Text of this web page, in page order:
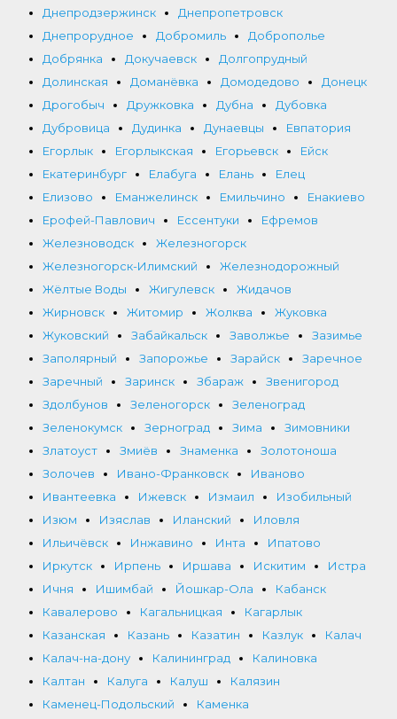
Днепродзержинск
Днепропетровск
Днепрорудное
Добромиль
Доброполье
Добрянка
Докучаевск
Долгопрудный
Долинская
Доманёвка Домодедово
Донецк
Дрогобыч
Дружковка Дубна
Дубовка
Дубровица
Дудинка Дунаевцы
Евпатория
Егорлык
Егорлыкская Егорьевск
Ейск
Екатеринбург
Елабуга Елань
Елец
Елизово
Еманжелинск Емильчино
Енакиево
Ерофей-Павлович
Ессентуки
Ефремов
Железноводск
Железногорск
Железногорск-Илимский
Железнодорожный
Жёлтые Воды
Жигулевск
Жидачов
Жирновск
Житомир Жолква
Жуковка
Жуковский
Забайкальск Заволжье
Зазимье
Заполярный
Запорожье Зарайск
Заречное
Заречный
Заринск Збараж
Звенигород
Здолбунов
Зеленогорск
Зеленоград
Зеленокумск
Зерноград Зима
Зимовники
Златоуст
Змиёв Знаменка
Золотоноша
Золочев
Ивано-Франковск
Иваново
Ивантеевка
Ижевск Измаил
Изобильный
Изюм
Изяслав Иланский
Иловля
Ильичёвск
Инжавино Инта
Ипатово
Иркутск
Ирпень Иршава Искитим
Истра
Ичня
Ишимбай Йошкар-Ола
Кабанск
Кавалерово
Кагальницкая
Кагарлык
Казанская
Казань Казатин Казлук
Калач
Калач-на-дону
Калининград
Калиновка
Калтан
Калуга Калуш
Калязин
Каменец-Подольский
Каменка